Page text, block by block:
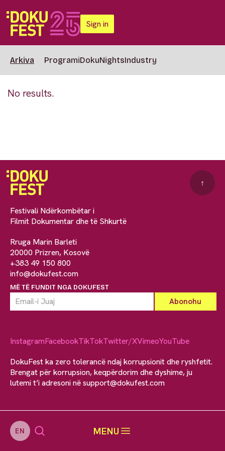
Sign in
EN MENU
Arkiva ProgramiDokuNightsIndustry
No results.
Festivali Ndërkombëtar i
Filmit Dokumentar dhe të Shkurtë
Rruga Marin Barleti
20000 Prizren, Kosovë
+383 49 150 800
info@dokufest.com
MË TË FUNDIT NGA DOKUFEST
↑
InstagramFacebookTikTokTwitter/XVimeoYouTube
DokuFest ka zero tolerancë ndaj korrupsionit dhe ryshfetit.
Brengat për korrupsion, keqpërdorim dhe dyshime, ju
lutemi t’i adresoni nësupport@dokufest.com